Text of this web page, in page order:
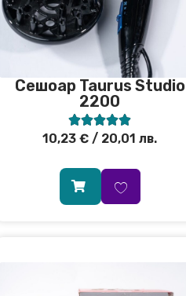
Сешоар Taurus Studio
2200

10,23€ / 20,01 лв.